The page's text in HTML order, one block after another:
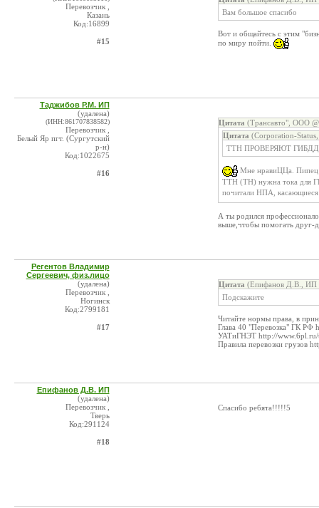
Перевозчик ,
Казань
Код:16899
#15
Вам большое спасибо
Вот и общайтесь с этим
по миру пойти.
Таджибов Р.М. ИП
(удалена)
(ИНН:861707838582)
Перевозчик ,
Белый Яр пгт. (Сургутский
р-н)
Код:1022675
#16
Цитата (Трансавто", ООО
Цитата (Corporation-
ТТН ПРОВЕРЯЮТ
Мне нравиЦЦа. Пипец
ТТН (ТН) нужна тока для
почитали НПА,
А ты родился
выше,чтобы помогать друг-
Регентов Владимир
Сергеевич, физ.лицо
(удалена)
Перевозчик ,
Ногинск
Код:2799181
#17
Цитата (Епифанов Д.В., ИП
Подскажите
Читайте нормы права, в
Глава 40 "Перевозка" ГК РФ
УАТиГНЭТ http://www.6pl.ru/
Правила перевозки грузов
Епифанов Д.В. ИП
(удалена)
Перевозчик ,
Тверь
Код:291124
#18
Спасибо ребята!!!!!5